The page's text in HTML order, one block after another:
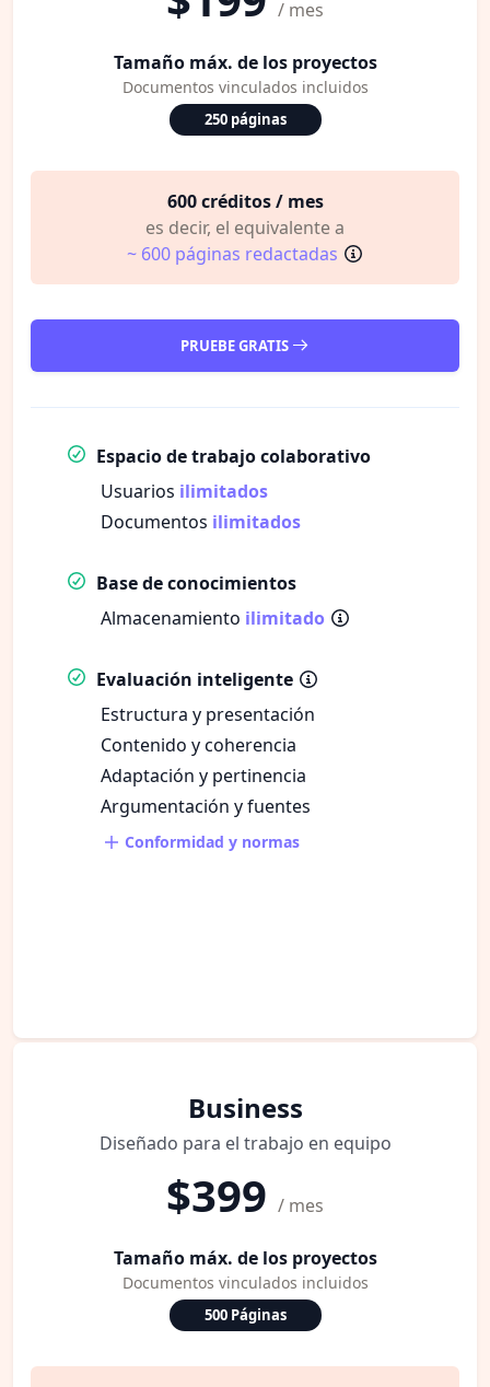
/ mes
Tamaño máx. de los proyectos
Documentos vinculados incluidos
250 páginas
600 créditos / mes
es decir, el equivalente a
~ 600 páginas redactadas
PRUEBE GRATIS
Espacio de trabajo colaborativo
Usuarios ilimitados
Documentos ilimitados
Base de conocimientos
Almacenamiento ilimitado
Evaluación inteligente
Estructura y presentación
Contenido y coherencia
Adaptación y pertinencia
Argumentación y fuentes
Conformidad y normas
Business
Diseñado para el trabajo en equipo
$399 / mes
Tamaño máx. de los proyectos
Documentos vinculados incluidos
500 Páginas